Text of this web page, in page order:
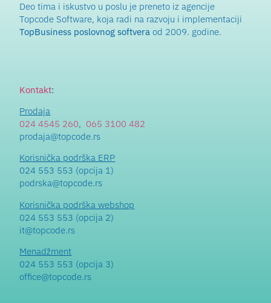
Deo tima i iskustvo u poslu je preneto iz agencije
Topcode Software, koja radi na razvoju i implementaciji
TopBusiness poslovnog softvera od 2009. godine.
Kontakt:
Prodaja
024 4545 260, 065 3100 482
prodaja@topcode.rs
Korisnička podrška ERP
024 553 553 (opcija 1)
podrska@topcode.rs
Korisnička podrška webshop
024 553 553 (opcija 2)
it@topcode.rs
Menadžment
024 553 553 (opcija 3)
office@topcode.rs